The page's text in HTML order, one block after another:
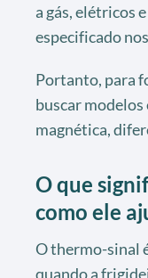
a gás, elétricos
especificado
Portanto, para
buscar modelos
magnética,
O que
como ele
O thermo-sinal
quando a